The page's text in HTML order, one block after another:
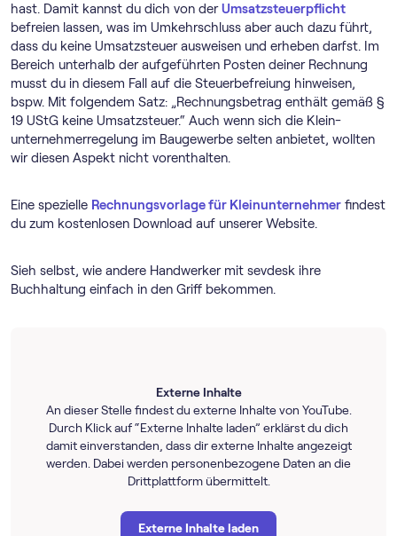
hast. Damit kannst du dich von derUmsatzsteuerpflicht
befreien lassen, was im Umkehrschluss aber auch dazu führt,
dass du keine Umsatzsteuer ausweisen und erheben darfst. Im
Bereich unterhalb der aufgeführten Posten deiner Rechnung
musst du in diesem Fall auf die Steuerbefreiung hinweisen,
bspw. Mit folgendem Satz: „Rechnungsbetrag enthält gemäß §
19 UStG keine Umsatzsteuer.“ Auch wenn sich die Klein­
unternehmer­regelung im Baugewerbe selten anbietet, wollten
wir diesen Aspekt nicht vorenthalten.
Eine spezielle Rechnungsvorlage für Kleinunternehmer findest
du zum kostenlosen Download auf unserer Website.
Sieh selbst, wie andere Handwerker mit sevdesk ihre
Buchhaltung einfach in den Griff bekommen.
Externe Inhalte
An dieser Stelle findest du externe Inhalte von YouTube.
Durch Klick auf “Externe Inhalte laden” erklärst du dich
damit einverstanden, dass dir externe Inhalte angezeigt
werden. Dabei werden personenbezogene Daten an die
Drittplattform übermittelt.
Externe Inhalte laden